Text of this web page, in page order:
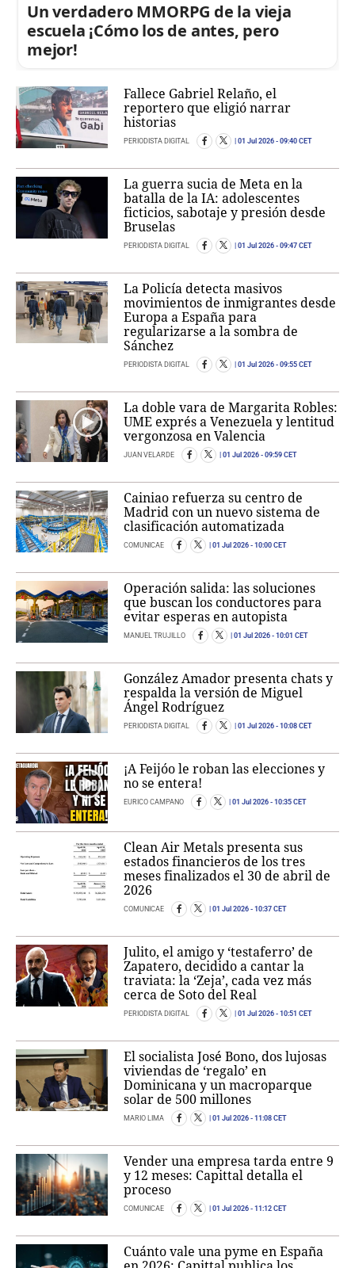
Un verdadero MMORPG de la vieja
escuela ¡Cómo los de antes, pero
mejor!
Fallece Gabriel Relaño, el
reportero que eligió narrar
historias
PERIODISTA DIGITAL 01 Jul 2026 - 09:40 CET
La guerra sucia de Meta en la
batalla de la IA: adolescentes
ficticios, sabotaje y presión desde
Bruselas
PERIODISTA DIGITAL 01 Jul 2026 - 09:47 CET
La Policía detecta masivos
movimientos de inmigrantes desde
Europa a España para
regularizarse a la sombra de
Sánchez
PERIODISTA DIGITAL 01 Jul 2026 - 09:55 CET
La doble vara de Margarita Robles:
UME exprés a Venezuela y lentitud
vergonzosa en Valencia
JUAN VELARDE 01 Jul 2026 - 09:59 CET
Cainiao refuerza su centro de
Madrid con un nuevo sistema de
clasificación automatizada
COMUNICAE 01 Jul 2026 - 10:00 CET
Operación salida: las soluciones
que buscan los conductores para
evitar esperas en autopista
MANUEL TRUJILLO 01 Jul 2026 - 10:01 CET
González Amador presenta chats y
respalda la versión de Miguel
Ángel Rodríguez
PERIODISTA DIGITAL 01 Jul 2026 - 10:08 CET
¡A Feijóo le roban las elecciones y
no se entera!
EURICO CAMPANO 01 Jul 2026 - 10:35 CET
Clean Air Metals presenta sus
estados financieros de los tres
meses finalizados el 30 de abril de
2026
COMUNICAE 01 Jul 2026 - 10:37 CET
Julito, el amigo y ‘testaferro’ de
Zapatero, decidido a cantar la
traviata: la ‘Zeja’, cada vez más
cerca de Soto del Real
PERIODISTA DIGITAL 01 Jul 2026 - 10:51 CET
El socialista José Bono, dos lujosas
viviendas de ‘regalo’ en
Dominicana y un macroparque
solar de 500 millones
MARIO LIMA 01 Jul 2026 - 11:08 CET
Vender una empresa tarda entre 9
y 12 meses: Capittal detalla el
proceso
COMUNICAE 01 Jul 2026 - 11:12 CET
Cuánto vale una pyme en España